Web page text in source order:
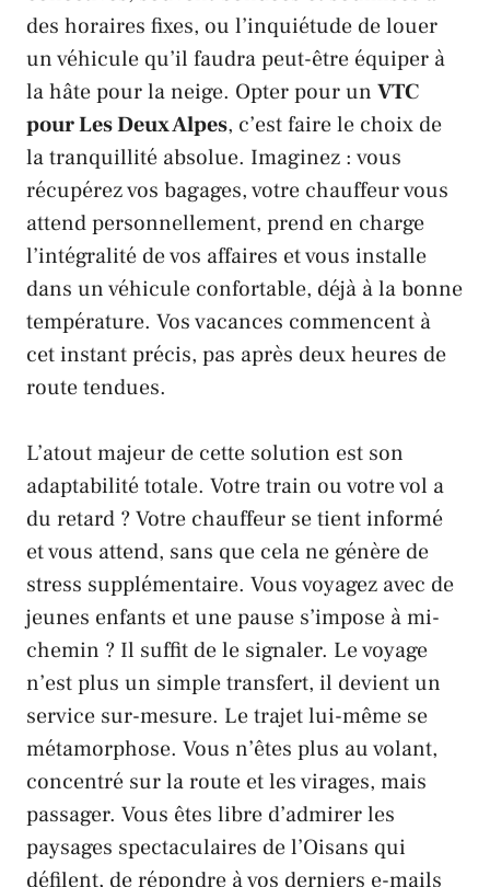
des horaires fixes, ou l’inquiétude de louer
un véhicule qu’il faudra peut-être équiper à
la hâte pour la neige. Opter pour un VTC
pour Les Deux Alpes, c’est faire le choix de
la tranquillité absolue. Imaginez : vous
récupérez vos bagages, votre chauffeur vous
attend personnellement, prend en charge
l’intégralité de vos affaires et vous installe
dans un véhicule confortable, déjà à la bonne
température. Vos vacances commencent à
cet instant précis, pas après deux heures de
route tendues.
L’atout majeur de cette solution est son
adaptabilité totale. Votre train ou votre vol a
du retard ? Votre chauffeur se tient informé
et vous attend, sans que cela ne génère de
stress supplémentaire. Vous voyagez avec de
jeunes enfants et une pause s’impose à mi-
chemin ? Il suffit de le signaler. Le voyage
n’est plus un simple transfert, il devient un
service sur-mesure. Le trajet lui-même se
métamorphose. Vous n’êtes plus au volant,
concentré sur la route et les virages, mais
passager. Vous êtes libre d’admirer les
paysages spectaculaires de l’Oisans qui
défilent, de répondre à vos derniers e-mails